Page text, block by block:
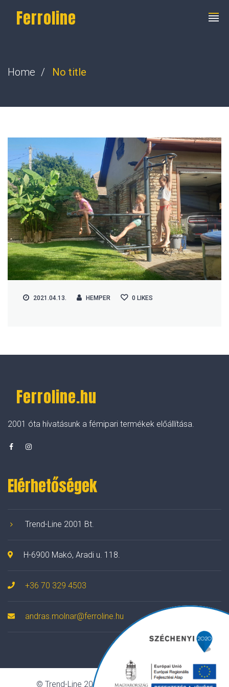
Ferroline
Home No title
2021.04.13. HEMPER 0 LIKES
Ferroline.hu
2001 óta hívatásunk a fémipari termékek előállítása.
Elérhetőségek
Trend-Line 2001 Bt.
H-6900 Makó, Aradi u. 118.
+36 70 329 4503
andras.molnar@ferroline.hu
© Trend-Line 2001 Bt. Minden jog fenntartva